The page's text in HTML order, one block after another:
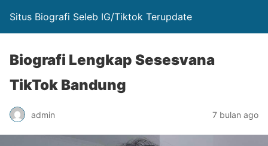
Situs Biografi Seleb IG/Tiktok Terupdate
Biografi Lengkap Sesesvana
TikTok Bandung
admin 7 bulan ago